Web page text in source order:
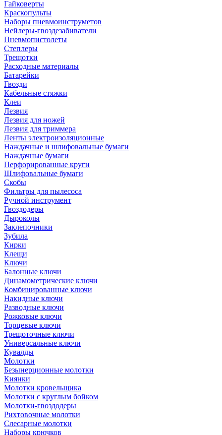
Гайковерты
Краскопульты
Наборы пневмоинструметов
Нейлеры-гвоздезабиватели
Пневмопистолеты
Степлеры
Трещотки
Расходные материалы
Батарейки
Гвозди
Кабельные стяжки
Клеи
Лезвия
Лезвия для ножей
Лезвия для триммера
Ленты электроизоляционные
Наждачные и шлифовальные бумаги
Наждачные бумаги
Перфорированные круги
Шлифовальные бумаги
Скобы
Фильтры для пылесоса
Ручной инструмент
Гвоздодеры
Дыроколы
Заклепочники
Зубила
Кирки
Клещи
Ключи
Балонные ключи
Динамометрические ключи
Комбинированные ключи
Накидные ключи
Разводные ключи
Рожковые ключи
Торцевые ключи
Трещоточные ключи
Универсальные ключи
Кувалды
Молотки
Безынерционные молотки
Киянки
Молотки кровельщика
Молотки с круглым бойком
Молотки-гвоздодеры
Рихтовочные молотки
Слесарные молотки
Наборы крючков